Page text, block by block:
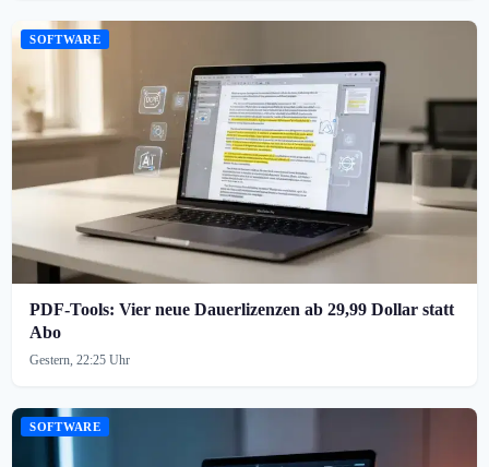
SOFTWARE
PDF-Tools: Vier neue Dauerlizenzen ab 29,99 Dollar statt
Abo
Gestern, 22:25 Uhr
SOFTWARE